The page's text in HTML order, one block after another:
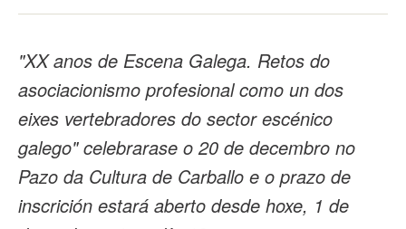
"XX anos de Escena Galega. Retos do
asociacionismo profesional como un dos
eixes vertebradores do sector escénico
galego" celebrarase o 20 de decembro no
Pazo da Cultura de Carballo e o prazo de
inscrición estará aberto desde hoxe, 1 de